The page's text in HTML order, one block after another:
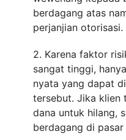
berdagang atas
perjanjian otorisasi.
2. Karena faktor
sangat tinggi,
nyata yang dapat
tersebut. Jika klien
dana untuk hilang,
berdagang di pasar